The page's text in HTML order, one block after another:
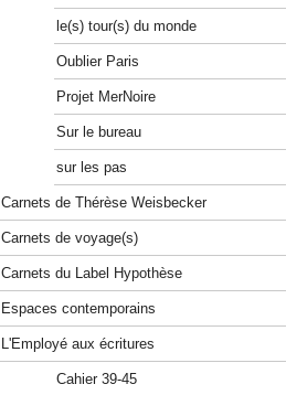
le(s) tour(s) du monde
Oublier Paris
Projet MerNoire
Sur le bureau
sur les pas
Carnets de Thérèse Weisbecker
Carnets de voyage(s)
Carnets du Label Hypothèse
Espaces contemporains
L'Employé aux écritures
Cahier 39-45